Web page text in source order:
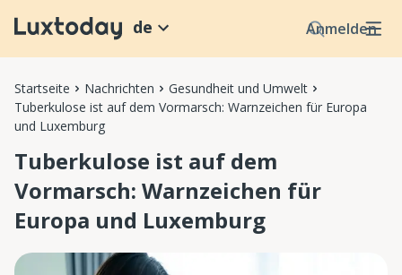
Anmelden
de
Startseite Nachrichten
Gesundheit und Umwelt
Tuberkulose ist auf dem Vormarsch: Warnzeichen für Europa
und Luxemburg
Tuberkulose ist auf dem
Vormarsch: Warnzeichen für
Europa und Luxemburg